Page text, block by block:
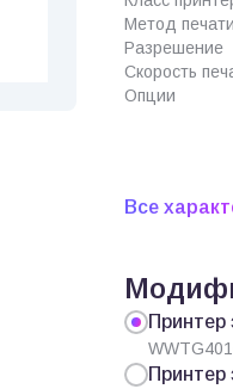
Метод печати
Разрешение
Скорость
Опции
Все
Принтер
Принтер